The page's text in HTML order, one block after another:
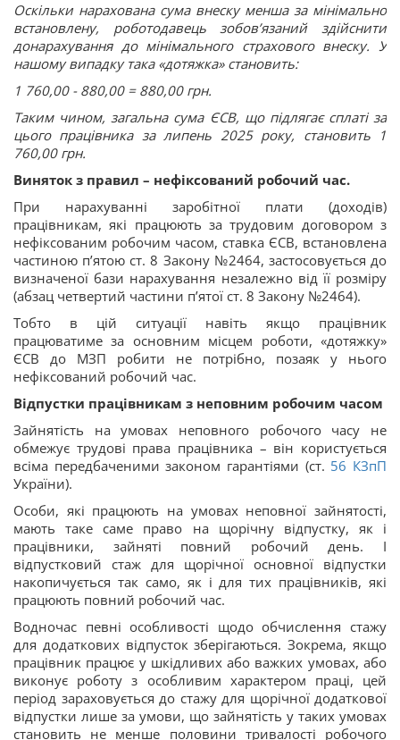
Оскільки нарахована сума внеску менша за мінімально
встановлену, роботодавець зобов’язаний здійснити
донарахування до мінімального страхового внеску. У
нашому випадку така «дотяжка» становить:
1 760,00 - 880,00 = 880,00 грн.
Таким чином, загальна сума ЄСВ, що підлягає сплаті за
цього працівника за липень 2025 року, становить 1
760,00 грн.
Виняток з правил – нефіксований робочий час.
При нарахуванні заробітної плати (доходів)
працівникам, які працюють за трудовим договором з
нефіксованим робочим часом, ставка ЄСВ, встановлена
частиною п’ятою ст. 8 Закону №2464, застосовується до
визначеної бази нарахування незалежно від її розміру
(абзац четвертий частини п’ятої ст. 8 Закону №2464).
Тобто в цій ситуації навіть якщо працівник
працюватиме за основним місцем роботи, «дотяжку»
ЄСВ до МЗП робити не потрібно, позаяк у нього
нефіксований робочий час.
Відпустки працівникам з неповним робочим часом
Зайнятість на умовах неповного робочого часу не
обмежує трудові права працівника – він користується
всіма передбаченими законом гарантіями (ст. 56 КЗпП
України).
Особи, які працюють на умовах неповної зайнятості,
мають таке саме право на щорічну відпустку, як і
працівники, зайняті повний робочий день. І
відпустковий стаж для щорічної основної відпустки
накопичується так само, як і для тих працівників, які
працюють повний робочий час.
Водночас певні особливості щодо обчислення стажу
для додаткових відпусток зберігаються. Зокрема, якщо
працівник працює у шкідливих або важких умовах, або
виконує роботу з особливим характером праці, цей
період зараховується до стажу для щорічної додаткової
відпустки лише за умови, що зайнятість у таких умовах
становить не менше половини тривалості робочого